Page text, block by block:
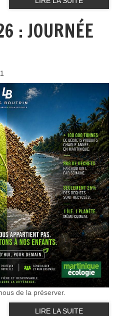
: JOURNÉE
de la préserver.
LIRE LA SUITE